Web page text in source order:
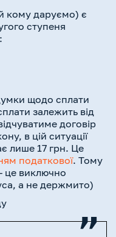
кому даруємо) є
ступеня
щодо сплати
залежить від
договір
в цій ситуації
лише 17 грн. Це
податкової. Тому
це виключно
а не держмито)